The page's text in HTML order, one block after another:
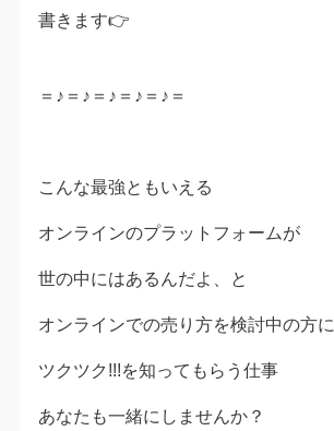
書きます👉
＝♪＝♪＝♪＝♪＝♪＝
こんな最強ともいえる
オンラインのプラットフォームが
世の中にはあるんだよ、と
オンラインでの売り方を検討中の方に
ツクツク!!!を知ってもらう仕事
あなたも一緒にしませんか？